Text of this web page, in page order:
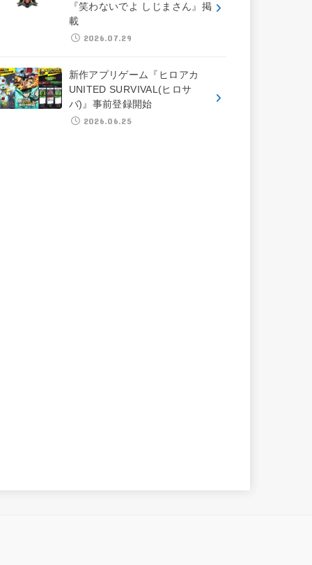
『笑わないでよ しじまさん』掲
載
2026.07.29
新作アプリゲーム『ヒロアカ
UNITED SURVIVAL(ヒロサ
バ)』事前登録開始
2026.06.25